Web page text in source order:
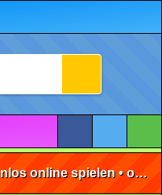
Welpen Kümmern Spiele kostenlos online spielen • ohne Anmeldung 🕹️